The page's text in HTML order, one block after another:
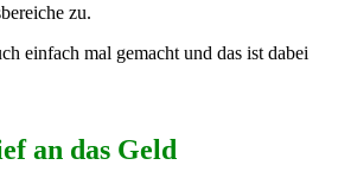
zu.
einfach mal gemacht und das ist dabei
an das Geld